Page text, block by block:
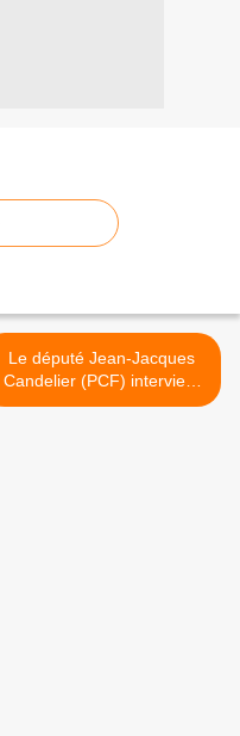
Le député Jean-Jacques
Candelier (PCF) intervient
pour la démocratie au